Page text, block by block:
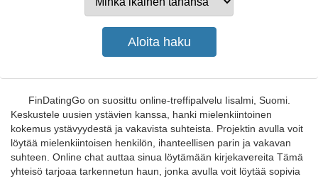
FinDatingGo on suosittu online-treffipalvelu Iisalmi, Suomi.
Keskustele uusien ystävien kanssa, hanki mielenkiintoinen
kokemus ystävyydestä ja vakavista suhteista. Projektin avulla voit
löytää mielenkiintoisen henkilön, ihanteellisen parin ja vakavan
suhteen. Online chat auttaa sinua löytämään kirjekavereita Tämä
yhteisö tarjoaa tarkennetun haun, jonka avulla voit löytää sopivia